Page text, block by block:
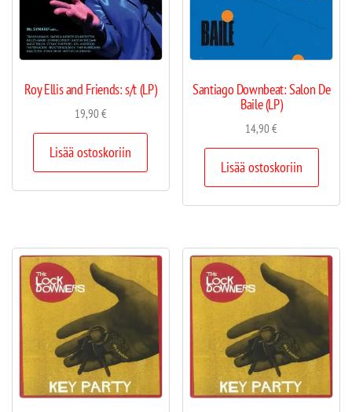
Roy Ellis and Friends: s/t (LP)
19,90€
Lisää ostoskoriin
Santiago Downbeat: Salon De
Baile (LP)
14,90€
Lisää ostoskoriin